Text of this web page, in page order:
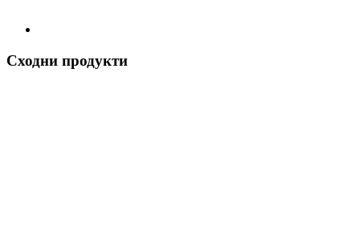
Сходни продукти